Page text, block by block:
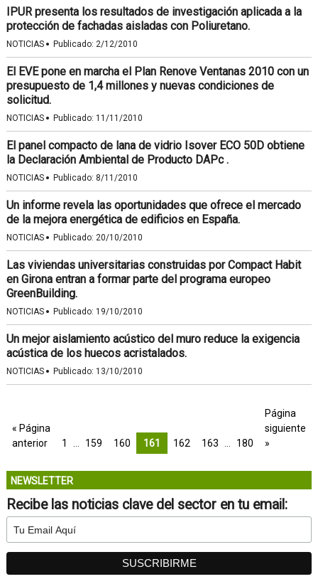
IPUR presenta los resultados de investigación aplicada a la
protección de fachadas aisladas con Poliuretano.
NOTICIAS · Publicado: 2/12/2010
El EVE pone en marcha el Plan Renove Ventanas 2010 con un
presupuesto de 1,4 millones y nuevas condiciones de
solicitud.
NOTICIAS · Publicado: 11/11/2010
El panel compacto de lana de vidrio Isover ECO 50D obtiene
la Declaración Ambiental de Producto DAPc .
NOTICIAS · Publicado: 8/11/2010
Un informe revela las oportunidades que ofrece el mercado
de la mejora energética de edificios en España.
NOTICIAS · Publicado: 20/10/2010
Las viviendas universitarias construidas por Compact Habit
en Girona entran a formar parte del programa europeo
GreenBuilding.
NOTICIAS · Publicado: 19/10/2010
Un mejor aislamiento acústico del muro reduce la exigencia
acústica de los huecos acristalados.
NOTICIAS · Publicado: 13/10/2010
« Página
anterior
1 159 160 161 162 163 180
Página
siguiente
»
NEWSLETTER
Recibe las noticias clave del sector en tu email: